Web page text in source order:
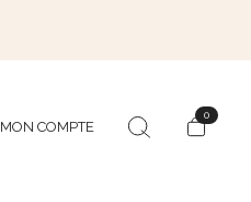
MON COMPTE
0